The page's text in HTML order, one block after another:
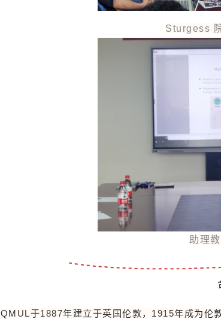
Sturgess
助理
QMUL于1887年建立于英国伦敦，1915年成为伦